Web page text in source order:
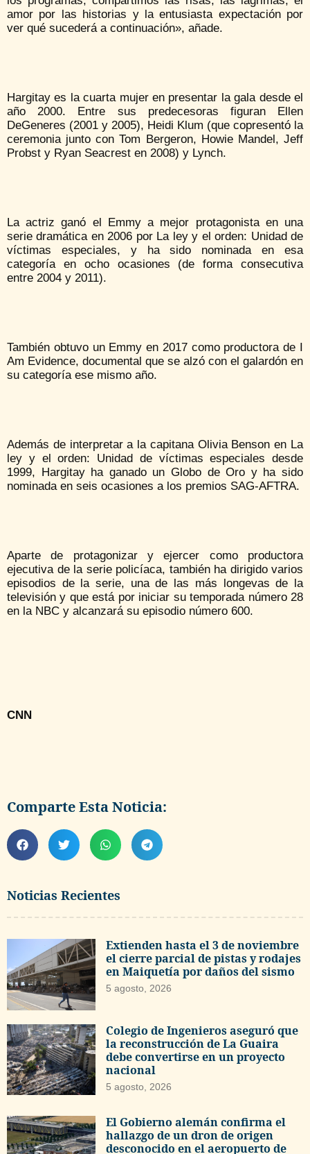
Noticias Recientes
Extienden hasta el 3 de noviembre
el cierre parcial de pistas y rodajes
en Maiquetía por daños del sismo
5 agosto, 2026
Colegio de Ingenieros aseguró que
la reconstrucción de La Guaira
debe convertirse en un proyecto
nacional
5 agosto, 2026
El Gobierno alemán confirma el
hallazgo de un dron de origen
desconocido en el aeropuerto de
amor por las historias y la entusiasta expectación por
ver qué sucederá a continuación», añade.
Hargitay es la cuarta mujer en presentar la gala desde el
año 2000. Entre sus predecesoras figuran Ellen
DeGeneres (2001 y 2005), Heidi Klum (que copresentó la
ceremonia junto con Tom Bergeron, Howie Mandel, Jeff
Probst y Ryan Seacrest en 2008) y Lynch.
La actriz ganó el Emmy a mejor protagonista en una
serie dramática en 2006 por La ley y el orden: Unidad de
víctimas especiales, y ha sido nominada en esa
categoría en ocho ocasiones (de forma consecutiva
entre 2004 y 2011).
También obtuvo un Emmy en 2017 como productora de I
Am Evidence, documental que se alzó con el galardón en
su categoría ese mismo año.
Además de interpretar a la capitana Olivia Benson en La
ley y el orden: Unidad de víctimas especiales desde
1999, Hargitay ha ganado un Globo de Oro y ha sido
nominada en seis ocasiones a los premios SAG-AFTRA.
Aparte de protagonizar y ejercer como productora
ejecutiva de la serie policíaca, también ha dirigido varios
episodios de la serie, una de las más longevas de la
televisión y que está por iniciar su temporada número 28
en la NBC y alcanzará su episodio número 600.
CNN
Comparte Esta Noticia: